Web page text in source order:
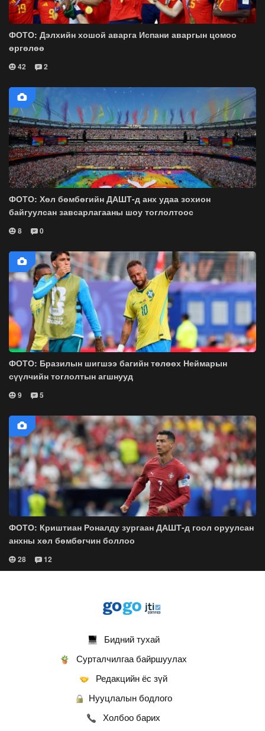
ФОТО: Дэлхийн хошой аварга Испани аваргын цомоо
өргөлөө
42 2
ФОТО: Хөл бөмбөгийн ДАШТ-д анх удаа зохион
байгуулсан завсарлагааны шоу тоглолтоос
8 0
ФОТО: Бразилын шигшээ багийн төлөөх Неймарын
сүүлчийн тоглолтын агшнууд
9 5
ФОТО: Криштиан Роналду зургаан ДАШТ-д гоол оруулсан
анхны хөл бөмбөгчин боллоо
28 12
Бидний тухай
Сурталчилгаа байршуулах
Редакцийн ёс зүй
Нууцлалын бодлого
Холбоо барих